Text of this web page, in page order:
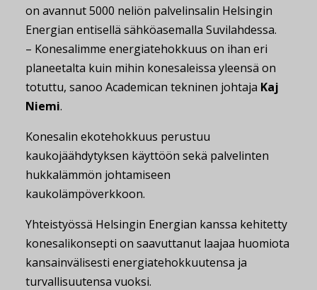
on avannut 5000 neliön palvelinsalin Helsingin
Energian entisellä sähköasemalla Suvilahdessa.
– Konesalimme energiatehokkuus on ihan eri
planeetalta kuin mihin konesaleissa yleensä on
totuttu, sanoo Academican tekninen johtaja Kaj
Niemi.
Konesalin ekotehokkuus perustuu
kaukojäähdytyksen käyttöön sekä palvelinten
hukkalämmön johtamiseen
kaukolämpöverkkoon.
Yhteistyössä Helsingin Energian kanssa kehitetty
konesalikonsepti on saavuttanut laajaa huomiota
kansainvälisesti energiatehokkuutensa ja
turvallisuutensa vuoksi.